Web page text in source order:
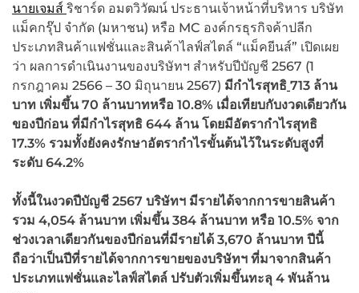
นายเจมส์ ริชาร์ด อมตวิวัฒน์ ประธานเจ้าหน้าที่บริหาร บริษัท
แม็คกรุ๊ป จำกัด (มหาชน) หรือ MC องค์กรธุรกิจค้าปลีก
ประเภทสินค้าแฟชั่นและสินค้าไลฟ์สไตล์ “แม็คยีนส์” เปิดเผย
ว่า ผลการดําเนินงานของบริษัทฯ สำหรับปีบัญชี 2567 (1
กรกฎาคม 2566 – 30 มิถุนายน 2567) มีกำไรสุทธิ 713 ล้าน
บาท เพิ่มขึ้น70 ล้านบาทหรือ 10.8% เมื่อเทียบกับงวดเดียวกัน
ของปีก่อน ที่มีกำไรสุทธิ 644 ล้าน โดยมีอัตรากำไรสุทธิ
17.3% รวมทั้งยังคงรักษาอัตรากำไรขั้นต้นไว้ในระดับสูงที่
ระดับ 64.2%
ทั้งนี้ในงวดปีบัญชี 2567 บริษัทฯ มีรายได้จากการขายสินค้า
รวม 4,054 ล้านบาท เพิ่มขึ้น384 ล้านบาท หรือ 10.5% จาก
ช่วงเวลาเดียวกันของปีก่อนที่มีรายได้ 3,670 ล้านบาท ปีนี้
ถือว่าเป็นปีที่รายได้จากการขายของบริษัทฯ ที่มาจากสินค้า
ประเภทแฟชั่นและไลฟ์สไตล์ ปรับตัวเพิ่มขึ้นทะลุ 4 พันล้าน